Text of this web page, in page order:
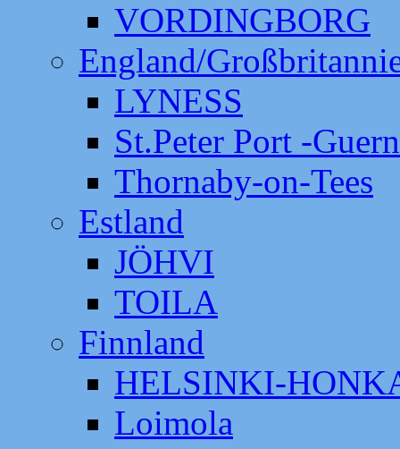
VORDINGBORG
England/
LYNESS
St.Peter Port -
Thornaby-on-Tees
Estland
JÖHVI
TOILA
Finnland
HELSINKI-
Loimola